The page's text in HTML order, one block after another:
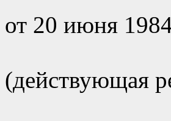
от 20 июня
(действующая